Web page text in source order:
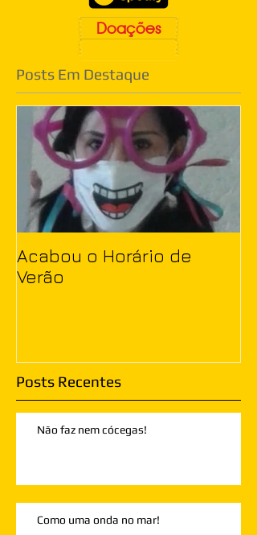
Doações
Posts Em Destaque
Acabou o Horário de
Verão
Posts Recentes
Não faz nem cócegas!
Como uma onda no mar!